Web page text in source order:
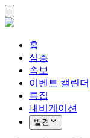
홈
심층
속보
이벤트 캘린더
특집
내비게이션
발견